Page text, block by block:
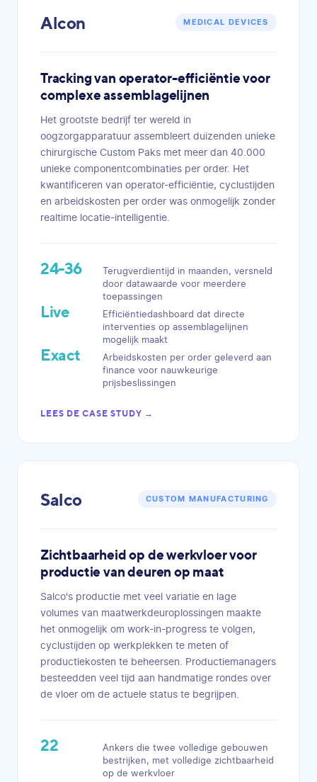
Alcon MEDICAL DEVICES
Tracking van operator-efficiëntie voor
complexe assemblagelijnen
Het grootste bedrijf ter wereld in
oogzorgapparatuur assembleert duizenden unieke
chirurgische Custom Paks met meer dan 40.000
unieke componentcombinaties per order. Het
kwantificeren van operator-efficiëntie, cyclustijden
en arbeidskosten per order was onmogelijk zonder
realtime locatie-intelligentie.
24-36
Terugverdientijd in maanden, versneld
door datawaarde voor meerdere
toepassingen
Live
Efficiëntiedashboard dat directe
interventies op assemblagelijnen
mogelijk maakt
Exact
Arbeidskosten per order geleverd aan
finance voor nauwkeurige
prijsbeslissingen
LEES DE CASE STUDY →
Salco CUSTOM MANUFACTURING
Zichtbaarheid op de werkvloer voor
productie van deuren op maat
Salco's productie met veel variatie en lage
volumes van maatwerkdeuroplossingen maakte
het onmogelijk om work-in-progress te volgen,
cyclustijden op werkplekken te meten of
productiekosten te beheersen. Productiemanagers
besteedden veel tijd aan handmatige rondes over
de vloer om de actuele status te begrijpen.
22
Ankers die twee volledige gebouwen
bestrijken, met volledige zichtbaarheid
op de werkvloer